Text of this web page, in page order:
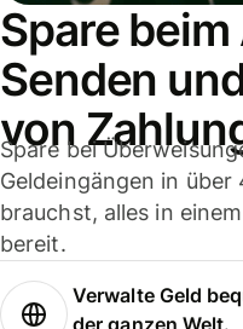
Spare
Senden
von
Spare bei
Geldeingängen in über
brauchst, alles in
bereit.
Verwalte Geld
der ganzen Welt.